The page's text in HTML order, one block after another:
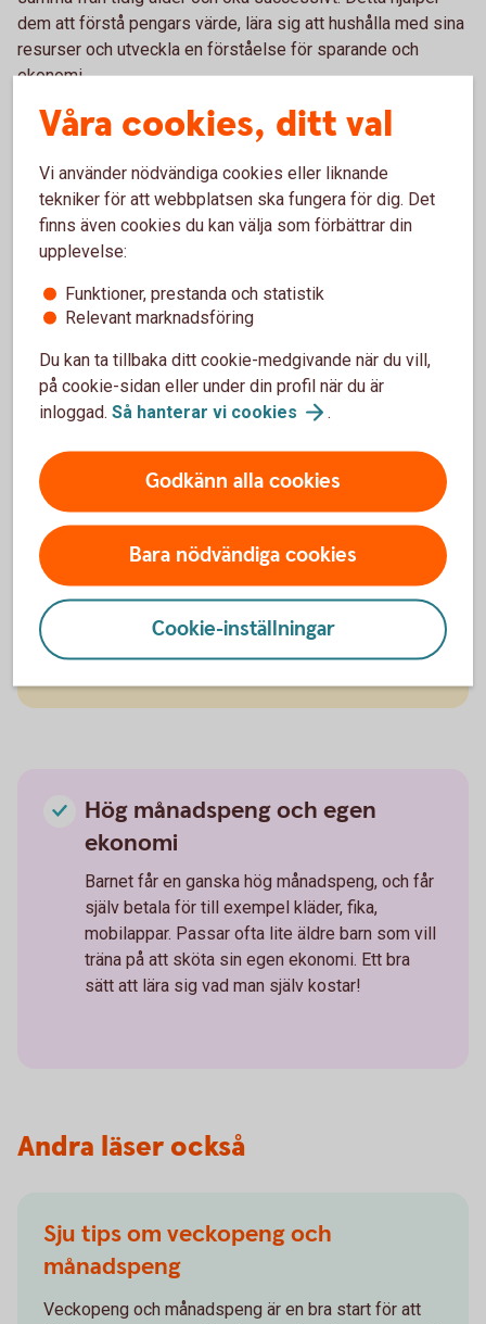
dem att förstå pengars värde, lära sig att hushålla med sina
resurser och utveckla en förståelse för sparande och
ekonomi.
Liten veckopeng för småköp
Barnet får ganska låg veckopeng för småköp,
men slipper betala för större saker som bio,
kläder och fika. Passar ofta yngre barn som
just har börjat få veckopeng och som ska träna
Baspeng med chans till
extrapengar
Barnet får en baspeng, med chans till mer
pengar genom att hjälpa till hemma. Kanske
städa badrummet, passa småsyskon eller laga
Hög månadspeng och egen
ekonomi
Barnet får en ganska hög månadspeng, och får
själv betala för till exempel kläder, fika,
mobilappar. Passar ofta lite äldre barn som vill
träna på att sköta sin egen ekonomi. Ett bra
sätt att lära sig vad man själv kostar!
Andra läser också
Sju tips om veckopeng och
månadspeng
Veckopeng och månadspeng är en bra start för att
Våra cookies, ditt val
Vi använder nödvändiga cookies eller liknande
tekniker för att webbplatsen ska fungera för dig. Det
finns även cookies du kan välja som förbättrar din
upplevelse:
Funktioner, prestanda och statistik
Relevant marknadsföring
Du kan ta tillbaka ditt cookie-medgivande när du vill,
på cookie-sidan eller under din profil när du är
inloggad. Så hanterar vi cookies .
Godkänn alla cookies
Bara nödvändiga cookies
Cookie-inställningar